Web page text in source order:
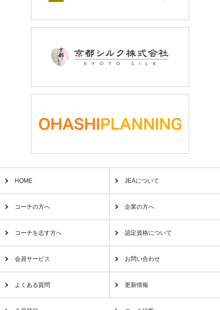
HOME JEAについて
コーチの方へ 企業の方へ
コーチを志す方へ 認定資格について
会員サービス お問い合わせ
よくある質問 更新情報